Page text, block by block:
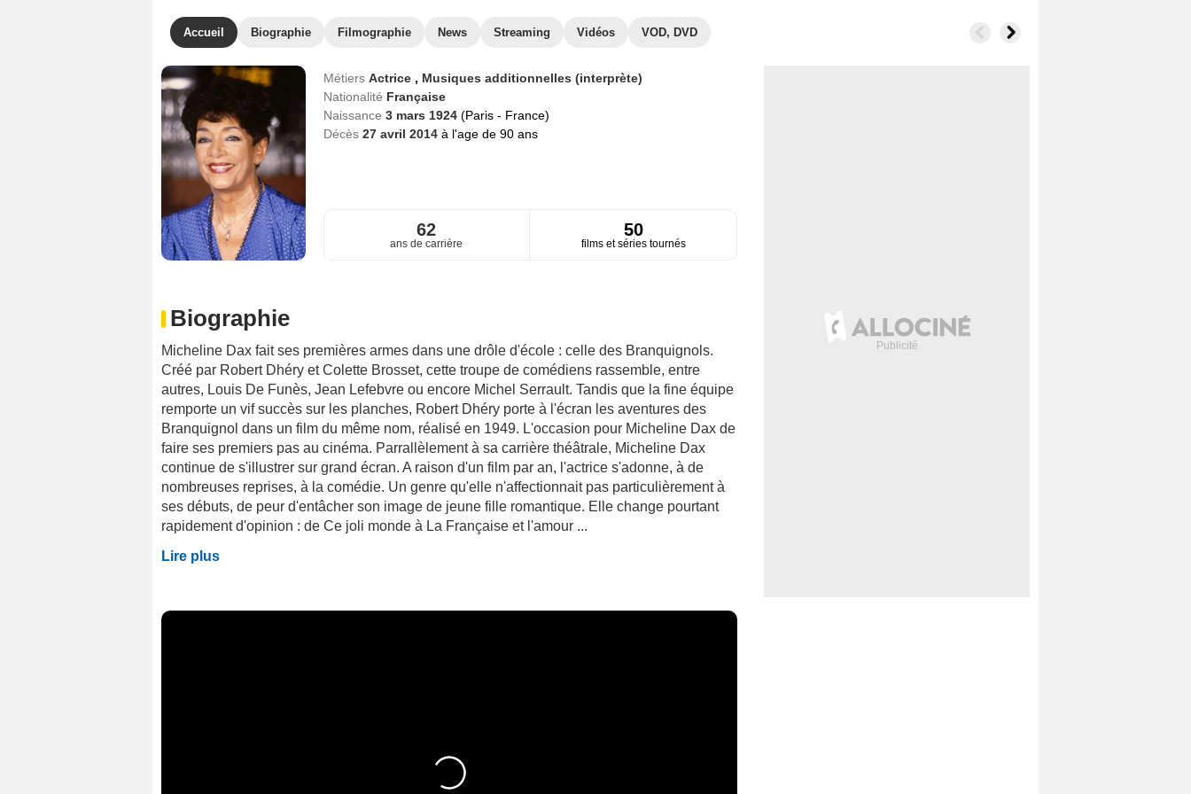
Accueil Biographie Filmographie News Streaming Vidéos VOD, DVD
Métiers Actrice , Musiques additionnelles (interprète)
Nationalité Française
Naissance 3 mars 1924 (Paris - France)
Décès 27 avril 2014 à l'age de 90 ans
62
ans de carrière
50
films et séries tournés
Biographie
Micheline Dax fait ses premières armes dans une drôle d'école : celle des Branquignols.
Créé par Robert Dhéry et Colette Brosset, cette troupe de comédiens rassemble, entre
autres, Louis De Funès, Jean Lefebvre ou encore Michel Serrault. Tandis que la fine équipe
remporte un vif succès sur les planches, Robert Dhéry porte à l'écran les aventures des
Branquignol dans un film du même nom, réalisé en 1949. L'occasion pour Micheline Dax de
faire ses premiers pas au cinéma. Parrallèlement à sa carrière théâtrale, Micheline Dax
continue de s'illustrer sur grand écran. A raison d'un film par an, l'actrice s'adonne, à de
nombreuses reprises, à la comédie. Un genre qu'elle n'affectionnait pas particulièrement à
ses débuts, de peur d'entâcher son image de jeune fille romantique. Elle change pourtant
rapidement d'opinion : de Ce joli monde à La Française et l'amour ...
Lire plus